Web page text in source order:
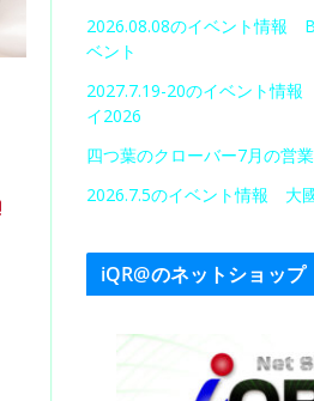
2026.08.08のイベント情報
ベント
2027.7.19-20のイベント情
イ2026
四つ葉のクローバー7月の営
2026.7.5のイベント情報 大
iQR@のネットショップ